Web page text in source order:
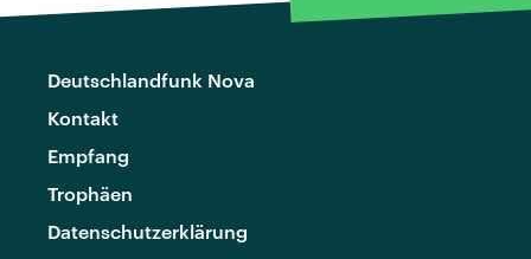
Deutschlandfunk Nova
Kontakt
Empfang
Trophäen
Datenschutzerklärung